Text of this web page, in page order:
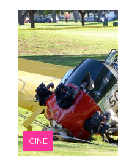
CINE